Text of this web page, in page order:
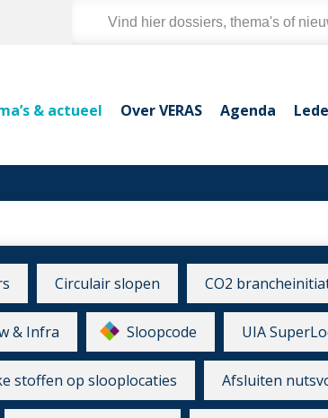
& actueel Over VERAS Agenda
Circulair slopen CO2
& Infra Sloopcode UIA
stoffen op slooplocaties Afsluiten